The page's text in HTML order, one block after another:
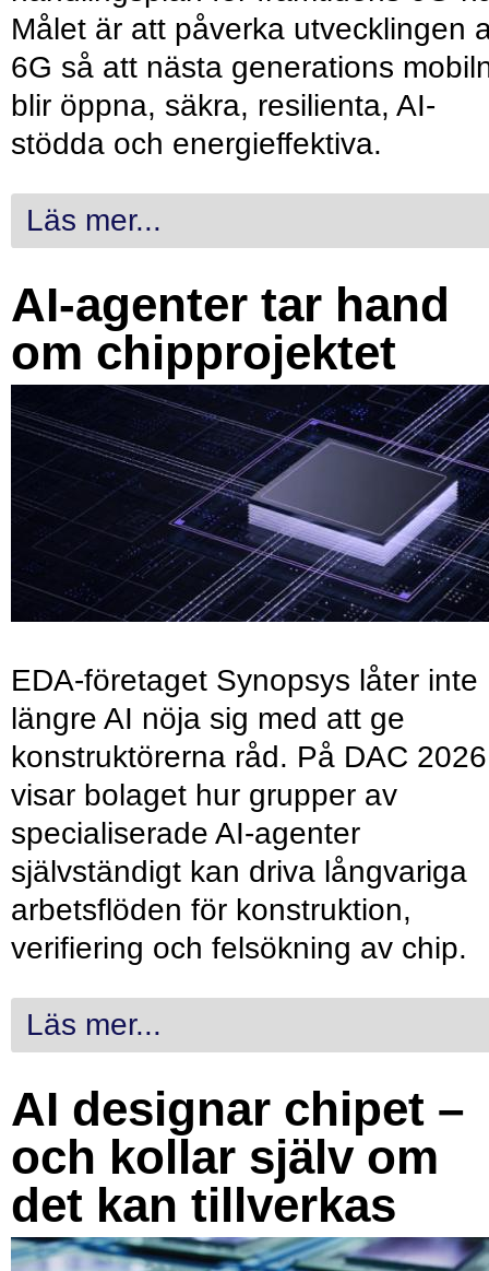
Målet är att påverka utvecklingen
6G så att nästa generations
blir öppna, säkra, resilienta, AI-
stödda och energieffektiva.
Läs mer...
AI-agenter tar hand
om chipprojektet
EDA-företaget Synopsys låter inte
längre AI nöja sig med att ge
konstruktörerna råd. På DAC 2026
visar bolaget hur grupper av
specialiserade AI-agenter
självständigt kan driva långvariga
arbetsflöden för konstruktion,
verifiering och felsökning av chip.
Läs mer...
AI designar chipet –
och kollar själv om
det kan tillverkas